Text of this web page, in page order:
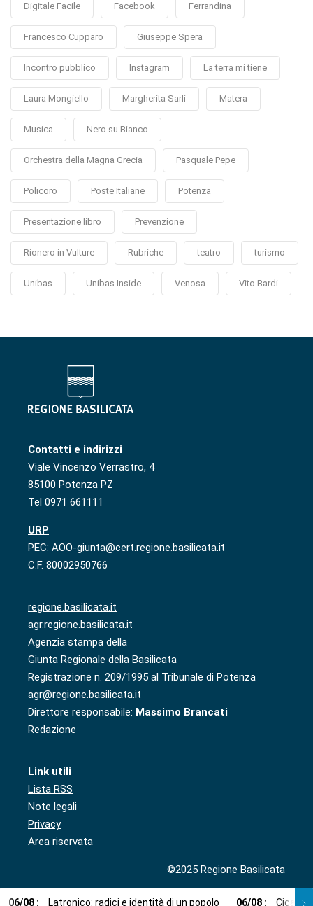
Digitale Facile Facebook Ferrandina
Francesco Cupparo Giuseppe Spera
Incontro pubblico Instagram La terra mi tiene
Laura Mongiello Margherita Sarli Matera
Musica Nero su Bianco
Orchestra della Magna Grecia Pasquale Pepe
Policoro Poste Italiane Potenza
Presentazione libro Prevenzione
Rionero in Vulture Rubriche teatro turismo
Unibas Unibas Inside Venosa Vito Bardi
Contatti e indirizzi
Viale Vincenzo Verrastro, 4
85100 Potenza PZ
Tel 0971 661111
URP
PEC: AOO-giunta@cert.regione.basilicata.it
C.F. 80002950766
regione.basilicata.it
agr.regione.basilicata.it
Agenzia stampa della
Giunta Regionale della Basilicata
Registrazione n. 209/1995 al Tribunale di Potenza
agr@regione.basilicata.it
Direttore responsabile: Massimo Brancati
Redazione
Link utili
Lista RSS
Note legali
Privacy
Area riservata
©2025 Regione Basilicata
06/08 : Latronico: radici e identità di un popolo 06/08 : Cicala: